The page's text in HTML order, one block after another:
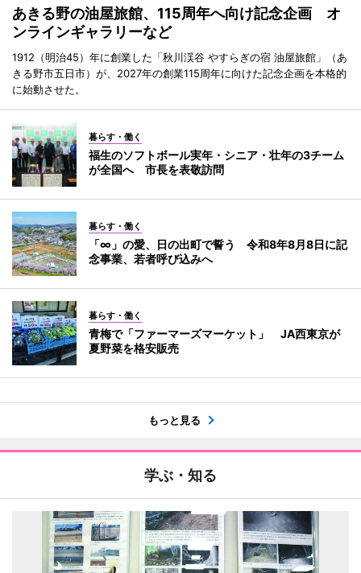
あきる野の油屋旅館、115周年へ向け記念企画 オ
ンラインギャラリーなど
1912（明治45）年に創業した「秋川渓谷 やすらぎの宿 油屋旅館」（あ
きる野市五日市）が、2027年の創業115周年に向けた記念企画を本格的
に始動させた。
暮らす・働く
福生のソフトボール実年・シニア・壮年の3チーム
が全国へ 市長を表敬訪問
暮らす・働く
「∞」の愛、日の出町で誓う 令和8年8月8日に記
念事業、若者呼び込みへ
暮らす・働く
青梅で「ファーマーズマーケット」 JA西東京が
夏野菜を格安販売
もっと見る
学ぶ・知る